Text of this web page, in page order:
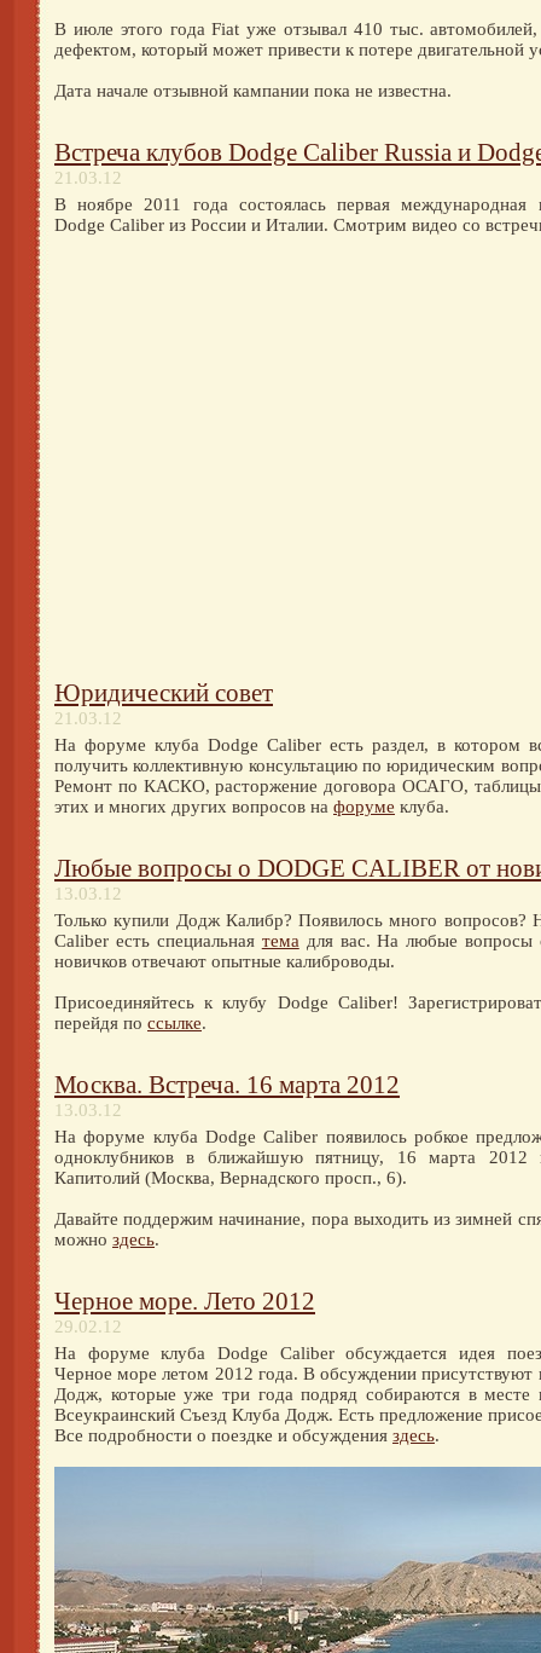
В июле этого года Fiat уже отзывал 410 тыс.
дефектом, который может привести к потере двигательной
Дата начале отзывной кампании пока не известна.
Встреча клубов Dodge Caliber Russia и
21.03.12
В ноябре 2011 года состоялась первая международная
Dodge Caliber из России и Италии. Смотрим видео со
Юридический совет
21.03.12
На форуме клуба Dodge Caliber есть раздел, в котором
получить коллективную консультацию по юридическим
Ремонт по КАСКО, расторжение договора ОСАГО,
этих и многих других вопросов на форуме клуба.
Любые вопросы о DODGE CALIBER от
13.03.12
Только купили Додж Калибр? Появилось много вопросов?
Caliber есть специальная тема для вас. На любые
новичков отвечают опытные калиброводы.
Присоединяйтесь к клубу Dodge Caliber!
перейдя по ссылке.
Москва. Встреча. 16 марта 2012
13.03.12
На форуме клуба Dodge Caliber появилось робкое
одноклубников в ближайшую пятницу, 16 марта 2012
Капитолий (Москва, Вернадского просп., 6).
Давайте поддержим начинание, пора выходить из зимней
можно здесь.
Черное море. Лето 2012
29.02.12
На форуме клуба Dodge Caliber обсуждается идея
Черное море летом 2012 года. В обсуждении присутствуют
Додж, которые уже три года подряд собираются в месте
Всеукраинский Съезд Клуба Додж. Есть предложение
Все подробности о поездке и обсуждения здесь.